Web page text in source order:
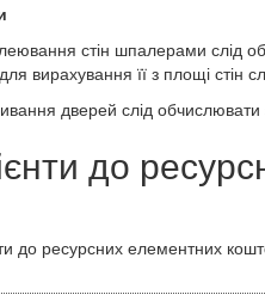
стін шпалерами слід
вирахування її з площі стін
дверей слід
до
до ресурсних елементних